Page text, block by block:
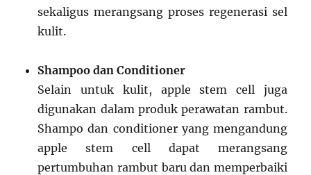
sekaligus merangsang proses regenerasi sel
kulit.
Shampoo dan Conditioner
Selain untuk kulit, apple stem cell juga
digunakan dalam produk perawatan rambut.
Shampo dan conditioner yang mengandung
apple stem cell dapat merangsang
pertumbuhan rambut baru dan memperbaiki